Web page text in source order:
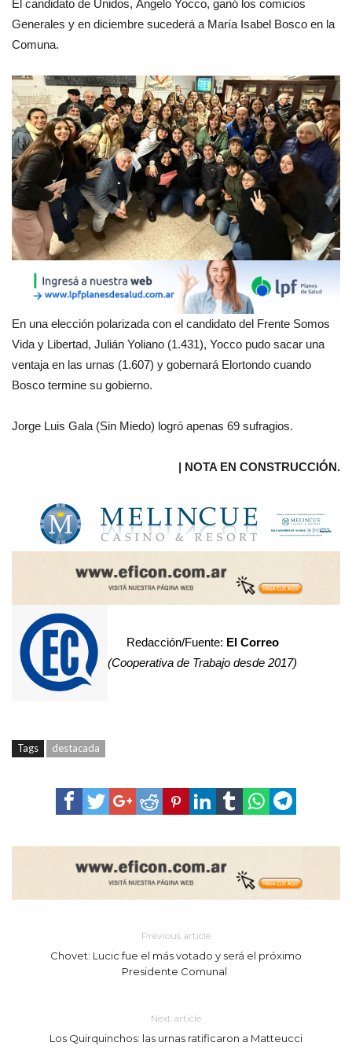
El candidato de Unidos, Ángelo Yocco, ganó los comicios
Generales y en diciembre sucederá a María Isabel Bosco en la
Comuna.
En una elección polarizada con el candidato del Frente Somos
Vida y Libertad, Julián Yoliano (1.431), Yocco pudo sacar una
ventaja en las urnas (1.607) y gobernará Elortondo cuando
Bosco termine su gobierno.
Jorge Luis Gala (Sin Miedo) logró apenas 69 sufragios.
| NOTA EN CONSTRUCCIÓN.
Redacción/Fuente: El Correo
(Cooperativa de Trabajo desde 2017)
Tags destacada
Previous article
Chovet: Lucic fue el más votado y será el próximo
Presidente Comunal
Next article
Los Quirquinchos: las urnas ratificaron a Matteucci